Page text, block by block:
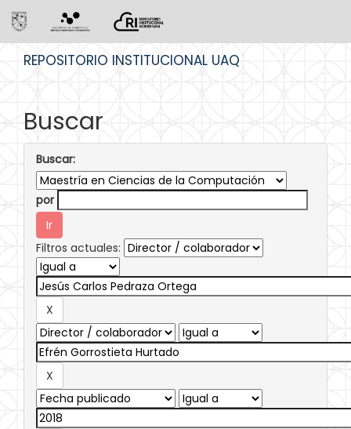
REPOSITORIO INSTITUCIONAL UAQ
Buscar
Buscar:
por
Filtros actuales: